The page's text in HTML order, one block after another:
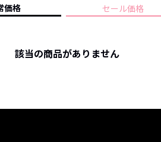
プライバシーポリシー
価格 セール価格
該当の商品がありません